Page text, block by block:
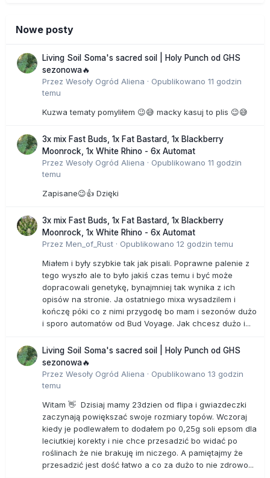
A marihuana? Zero ofiar.
6. Dlaczego warto walczyć o zalegalizowanie marihuany?
Walczę przede wszystkim o uświadomienie społeczeństwa,
nie o samą legalizację. Żadnej korzyści z tego nie mam,
jestem już za stary. Ale chciałbym przynajmniej końcówkę
czymś sensowniejszym niż ściganie kogoś za to, że ma w
kieszeniach dwa skręty. Chciałbym też, żeby każdy, kto ma
ochotę zapalić marihuanę – tak jak ci, którzy mają ochotę
napić się wina – mogli kupić ją z legalnego, sprawdzonego
akcyzy, które trafiałyby do budżetu państwa po legalizacji
głupocie. Ale tracą również ci, którzy chcą spokojnie
zrelaksować się po tygodniu pracy i nikomu nie szkodząc,
zapalić skręta: bo przy okazji narażają się na problemy z
końca, co sprzedaje im diler. Myślę, że dla tych ludzi warto
walczyć o legalizację.
Fragmenty wypowiedzi profesora Vetulaniego pochodzą z
książki "Bez ograniczeń. Jak rządzi nami mózg", wywiadu
rzeki Marii Mazurek ze słynnym neurobiologiem.
Nowe posty
Living Soil Soma's sacred soil | Holy Punch od GHS
sezonowa🔥
Przez Wesoły Ogród Aliena · Opublikowano 11 godzin
temu
Kuzwa tematy pomyliłem 😉😅 macky kasuj to plis 😉😅
3x mix Fast Buds, 1x Fat Bastard, 1x Blackberry
Moonrock, 1x White Rhino - 6x Automat
Przez Wesoły Ogród Aliena · Opublikowano 11 godzin
temu
Zapisane😉👍 Dzięki
3x mix Fast Buds, 1x Fat Bastard, 1x Blackberry
Moonrock, 1x White Rhino - 6x Automat
Przez Men_of_Rust · Opublikowano 12 godzin temu
Miałem i były szybkie tak jak pisali. Poprawne palenie z
tego wyszło ale to było jakiś czas temu i być może
dopracowali genetykę, bynajmniej tak wynika z ich
opisów na stronie. Ja ostatniego mixa wysadzilem i
kończę póki co z nimi przygodę bo mam i sezonów dużo
i sporo automatów od Bud Voyage. Jak chcesz dużo i...
Living Soil Soma's sacred soil | Holy Punch od GHS
sezonowa🔥
Przez Wesoły Ogród Aliena · Opublikowano 13 godzin
temu
Witam 👋 Dzisiaj mamy 23dzien od flipa i gwiazdeczki
zaczynają powiększać swoje rozmiary topów. Wczoraj
kiedy je podlewałem to dodałem po 0,25g soli epsom dla
leciutkiej korekty i nie chce przesadzić bo widać po
roślinach że nie brakuję im niczego. A pamiętajmy że
przesadzić jest dość łatwo a co za dużo to nie zdrowo...